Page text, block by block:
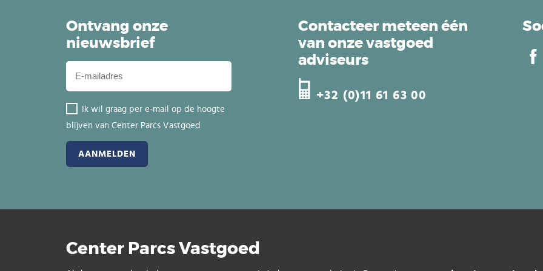
Ontvang onze
nieuwsbrief
Ik wil graag per e-mail op de hoogte
blijven van Center Parcs Vastgoed
Contacteer meteen één
van onze vastgoed
adviseurs
+32 (0)11 61 63 00
Center Parcs Vastgoed